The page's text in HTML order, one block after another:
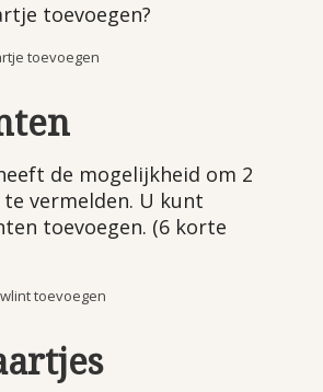
toevoegen?
toevoegen
de mogelijkheid om 2
vermelden. U kunt
toevoegen. (6 korte
toevoegen